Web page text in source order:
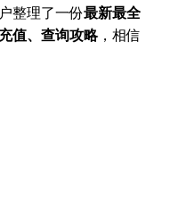
整理了一份最新最全
值、查询攻略，相信